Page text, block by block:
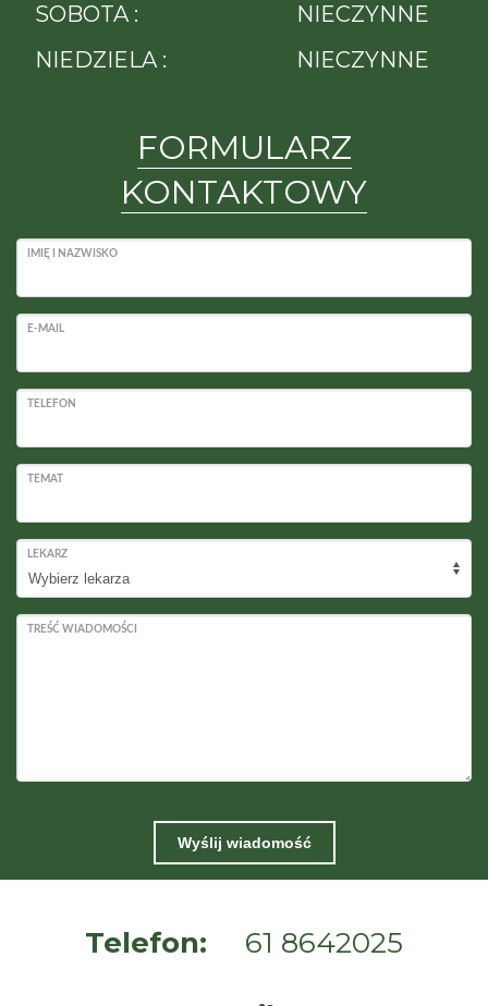
SOBOTA :
NIECZYNNE
NIEDZIELA :
NIECZYNNE
FORMULARZ
KONTAKTOWY
IMIĘ I NAZWISKO
E-MAIL
TELEFON
TEMAT
LEKARZ
TREŚĆ WIADOMOŚCI
Wyślij wiadomość
Telefon: 61 8642025